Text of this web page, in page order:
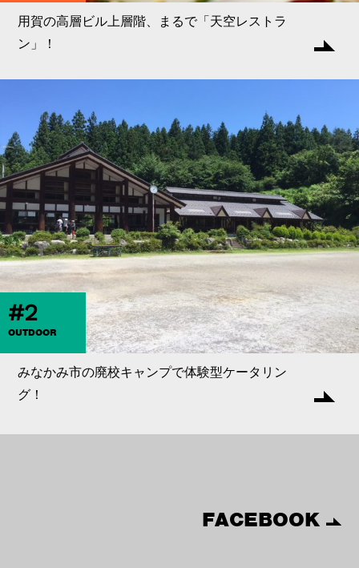
用賀の高層ビル上層階、まるで「天空レストラ
ン」！
#2
OUTDOOR
みなかみ市の廃校キャンプで体験型ケータリン
グ！
FACEBOOK